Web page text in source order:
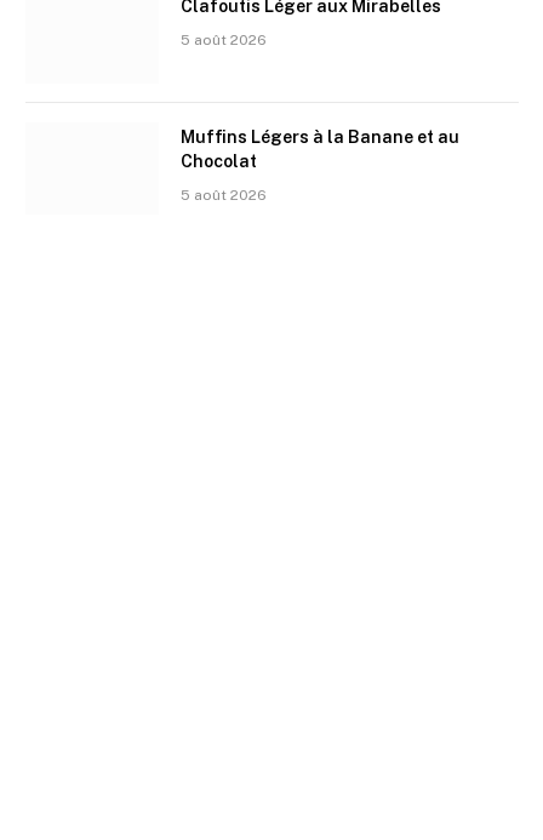
Clafoutis Léger aux Mirabelles
5 août 2026
Muffins Légers à la Banane et au
Chocolat
5 août 2026